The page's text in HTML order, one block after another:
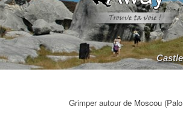
Grimper autour de Moscou